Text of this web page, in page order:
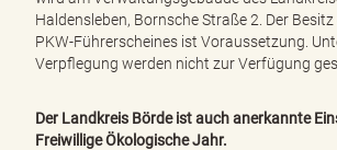
Haldensleben, Bornsche Straße 2. Der
PKW-Führerscheines ist Voraussetzung.
Verpflegung werden nicht zur Verfügung
Der Landkreis Börde ist auch anerkannte
Freiwillige Ökologische Jahr.